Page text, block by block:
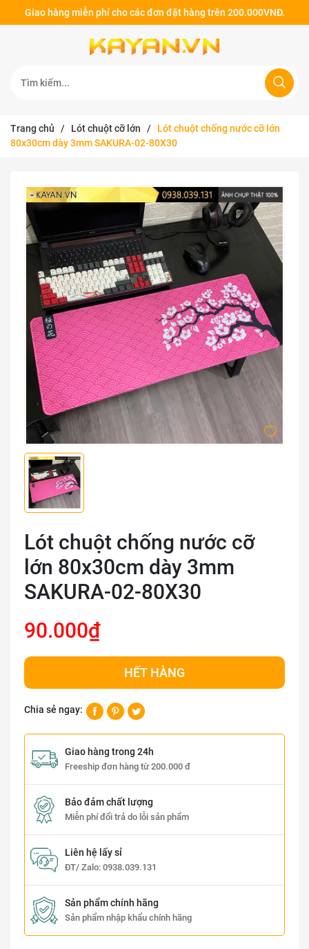
Giao hàng miễn phí cho các đơn đặt hàng trên 200.000VNĐ.
Trang chủ / Lót chuột cỡ lớn /
Lót chuột chống nước cỡ lớn
80x30cm dày 3mm SAKURA-02-80X30
Lót chuột chống nước cỡ
lớn 80x30cm dày 3mm
SAKURA-02-80X30
90.000₫
HẾT HÀNG
Chia sẻ ngay:
Giao hàng trong 24h
Freeship đơn hàng từ 200.000 đ
Bảo đảm chất lượng
Miễn phí đổi trả do lỗi sản phẩm
Liên hệ lấy sỉ
ĐT/ Zalo: 0938.039.131
Sản phẩm chính hãng
Sản phẩm nhập khẩu chính hãng